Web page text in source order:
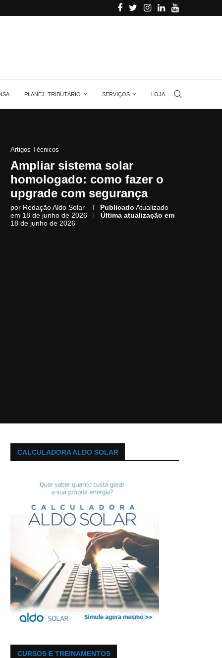
Aprenda quanta energia gera uma placa
PLANEJ. TRIBUTÁRIO SERVIÇOS LOJA
Artigos Técnicos
Ampliar sistema solar
homologado: como fazer o
upgrade com segurança
por Redação Aldo Solar Publicado Atualizado
em 18 de junho de 2026
Última atualização em
18 de junho de 2026
CALCULADORA ALDO SOLAR
CURSOS E TREINAMENTOS